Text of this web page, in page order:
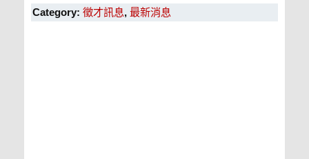
Category: 徵才訊息, 最新消息